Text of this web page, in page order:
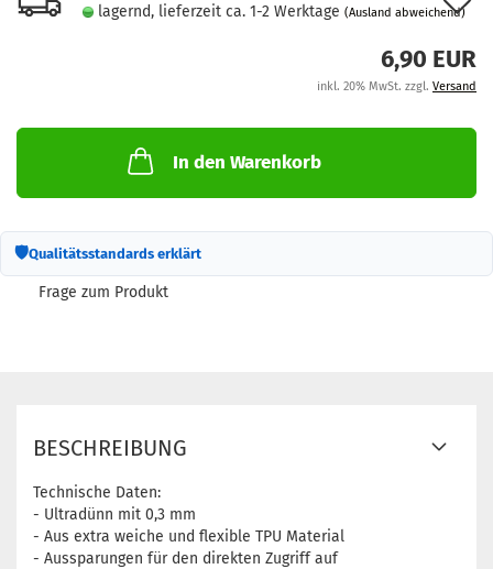
lagernd, lieferzeit ca. 1-2 Werktage (Ausland abweichend)
6,90 EUR
inkl. 20% MwSt. zzgl. Versand
In den Warenkorb
🛡Qualitätsstandards erklärt
Frage zum Produkt
BESCHREIBUNG
Technische Daten:
- Ultradünn mit 0,3 mm
- Aus extra weiche und flexible TPU Material
- Aussparungen für den direkten Zugriff auf